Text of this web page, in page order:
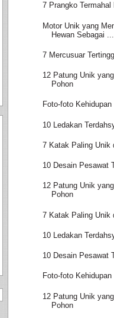
7 Prangko Termahal
Motor Unik yang
Hewan Sebagai ...
7 Mercusuar
12 Patung Unik
Pohon
Foto-foto
10 Ledakan
7 Katak Paling Unik
10 Desain Pesawat
12 Patung Unik
Pohon
7 Katak Paling Unik
10 Ledakan
10 Desain Pesawat
Foto-foto
12 Patung Unik
Pohon